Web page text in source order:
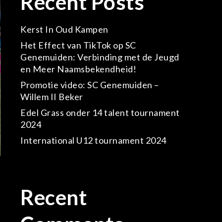
Kerst In Oud Kampen
Het Effect van TikTok op SC
Genemuiden: Verbinding met de Jeugd
en Meer Naamsbekendheid!
Promotie video: SC Genemuiden –
Willem II Beker
Edel Grass onder 14 talent tournament
2024
International U12 tournament 2024
Recent